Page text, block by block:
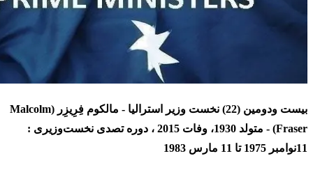
بیست ودومین (22) نخست وزیر استرالیا - مالکوم فِرِیزِر (Malcolm
Fraser) - متولد 1930، وفات 2015 ، دوره تصدی نخست‌وزیری :
11نوامبر 1975 تا 11 مارس 1983